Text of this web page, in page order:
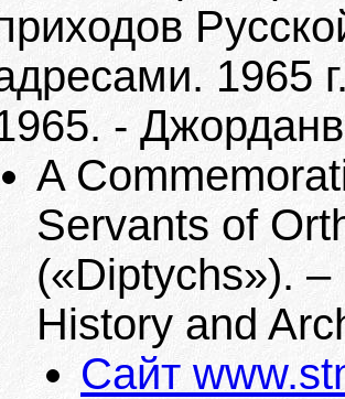
1965
-
A
Servants of
(«Diptychs»).
History and
Сайт